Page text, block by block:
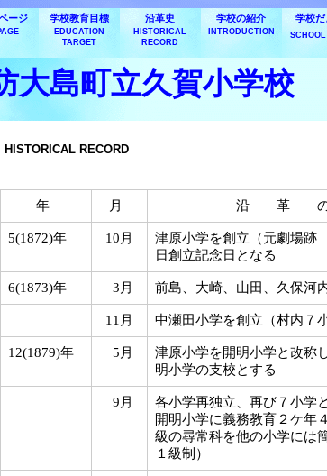
大島町立久賀小学校
RECORD
年 月 沿 革
5(1872)年 10月
津原小学を創立（元劇場
日創立記念日となる
6(1873)年 3月 前島、大崎、山田、久保河
11月 中瀬田小学を創立（村内７
12(1879)年 5月
津原小学を開明小学と改称
明小学の支校とする
9月
各小学再独立、再び７小学
開明小学に義務教育２ケ年
級の尋常科を他の小学には
１級制）
ージ 学校教育目標
EDUCATION
TARGET
沿革史
HISTORICAL
RECORD
学校の紹介
INTRODUCTION
学校だ